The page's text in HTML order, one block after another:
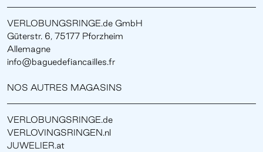
VERLOBUNGSRINGE.de GmbH
Güterstr. 6, 75177 Pforzheim
Allemagne
info@baguedefiancailles.fr
NOS AUTRES MAGASINS
VERLOBUNGSRINGE.de
VERLOVINGSRINGEN.nl
JUWELIER.at